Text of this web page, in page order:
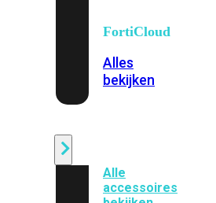
FortiCloud
Alles
bekijken
Alle
accessoires